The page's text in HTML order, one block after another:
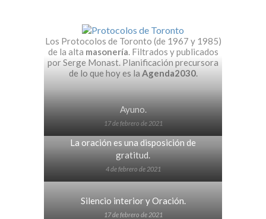
Los Protocolos de Toronto (de 1967 y 1985)
de la alta masonería. Filtrados y publicados
por Serge Monast. Planificación precursora
de lo que hoy es laAgenda2030.
Ayuno.
17 de febrero de 2021
La oración es una disposición de
gratitud.
4 de febrero de 2021
Silencio interior y Oración.
17 de febrero de 2021